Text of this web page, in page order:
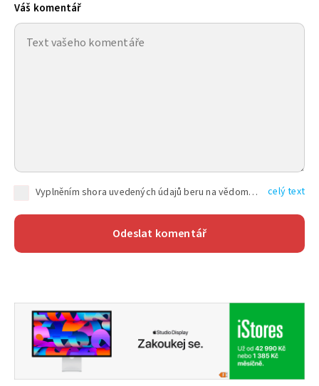
Váš komentář
Vyplněním shora uvedených údajů beru na vědomí, že společnost TEXT FACTORY s.r.o., sídlem Brno, Durďákova 336/29, Černá Pole, PSČ: 613 00, IČ: 06157831, zapsané u Krajského soudu v Brně, oddíl C, vložka 100399, bude zpracovávat mé osobní údaje uvedené v rámci mnou vyplněného registračního formuláře na základě oprávněných zájmů TEXT FACTORY s.r.o. dle čl. 6 odst. 1 písm. f) GDPR a pro splnění právních povinností (čl. 6 odst. 1 písm. c) GDPR), a to pro tyto účely: nezbytnost zajistit oprávnění návštěvníka webových stránek provozovaných společností TEXT FACTORY s.r.o. přispívat aktivně ke zveřejněným článkům nebo v rámci diskusních fór a výkon práv TEXT FACTORY s.r.o. jako administrátora těchto diskusních fór. Více informací o zpracování osobních údajů a právech lze nalézt v celý text